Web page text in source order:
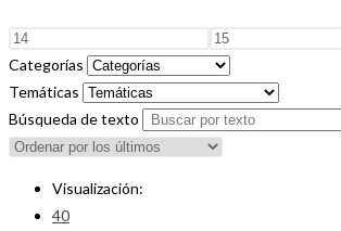
Categorías
Temáticas
Búsqueda de texto
Visualización:
40